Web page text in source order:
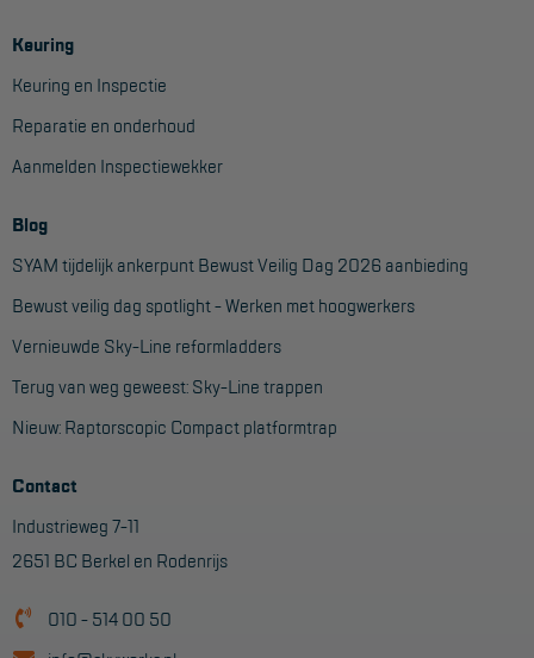
Handleidingen
Tips en trucs
Veelgestelde vragen
Wet- en regelgeving
Garantie
Algemene voorwaarden
Webshop voorwaarden
Keuring
Keuring en Inspectie
Reparatie en onderhoud
Aanmelden Inspectiewekker
Blog
SYAM tijdelijk ankerpunt Bewust Veilig Dag 2026 aanbieding
Bewust veilig dag spotlight - Werken met hoogwerkers
Vernieuwde Sky-Line reformladders
Terug van weg geweest: Sky-Line trappen
Nieuw: Raptorscopic Compact platformtrap
Contact
Industrieweg 7-11
2651 BC Berkel en Rodenrijs
010 - 514 00 50